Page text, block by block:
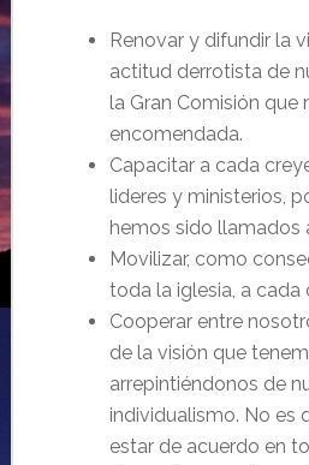
Renovar y difundir la
actitud derrotista de
la Gran Comisión que
encomendada.
Capacitar a cada
lideres y ministerios,
hemos sido llamados
Movilizar, como
toda la iglesia, a cada
Cooperar entre
de la visión que
arrepintiéndonos de
individualismo. No es
estar de acuerdo en